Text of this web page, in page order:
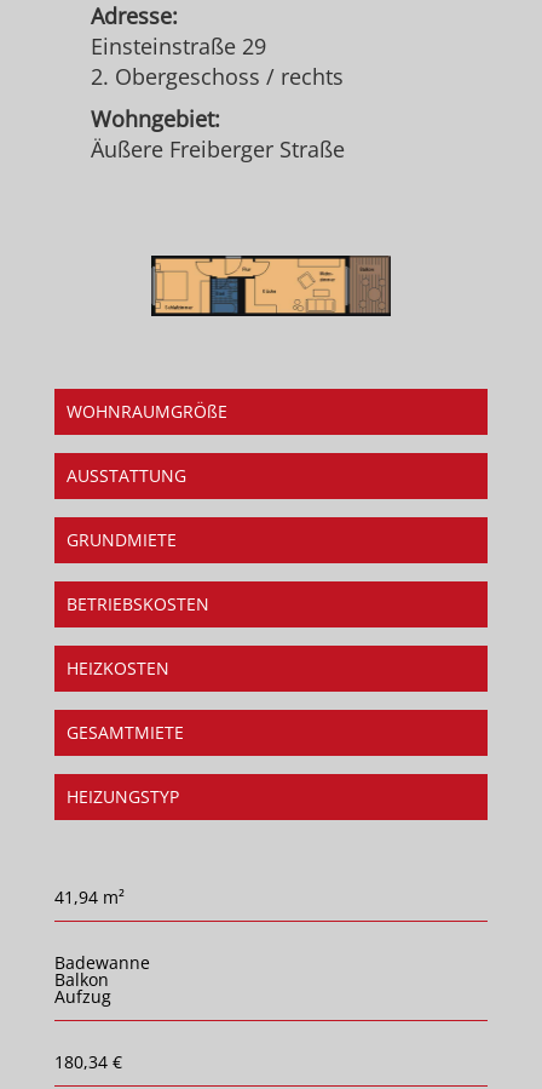
Adresse:
Einsteinstraße 29
2. Obergeschoss / rechts
Wohngebiet:
Äußere Freiberger Straße
WOHNRAUMGRÖßE
AUSSTATTUNG
GRUNDMIETE
BETRIEBSKOSTEN
HEIZKOSTEN
GESAMTMIETE
HEIZUNGSTYP
41,94 m²
Badewanne
Balkon
Aufzug
180,34 €